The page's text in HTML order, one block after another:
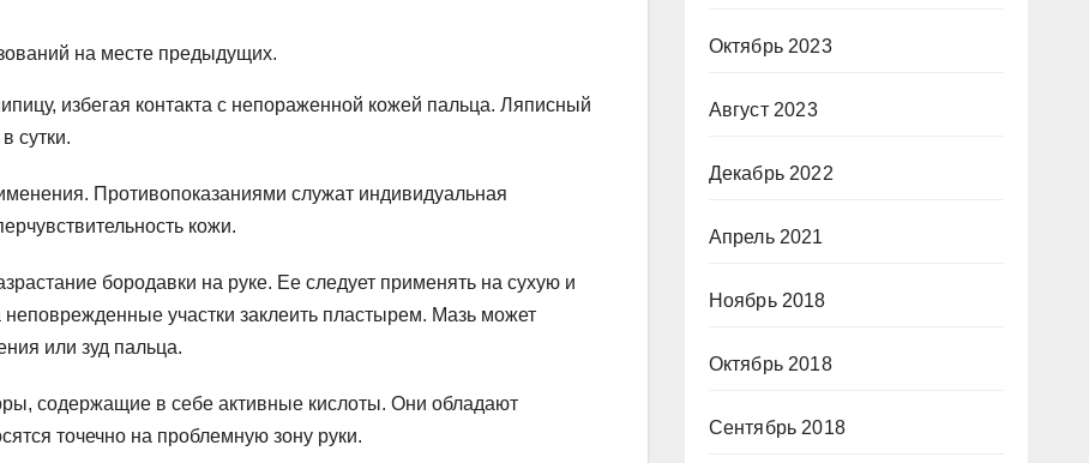
на месте предыдущих.
избегая контакта с непораженной кожей пальца. Ляписный
сутки.
Противопоказаниями служат индивидуальная
кожи.
бородавки на руке. Ее следует применять на сухую и
участки заклеить пластырем. Мазь может
или зуд пальца.
содержащие в себе активные кислоты. Они обладают
точечно на проблемную зону руки.
Октябрь 2023
Август 2023
Декабрь 2022
Апрель 2021
Ноябрь 2018
Октябрь 2018
Сентябрь 2018